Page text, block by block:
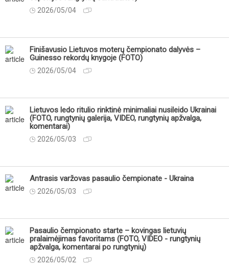
2026/05/04
Finišavusio Lietuvos moterų čempionato dalyvės –
Guinesso rekordų knygoje (FOTO)
2026/05/04
Lietuvos ledo ritulio rinktinė minimaliai nusileido Ukrainai
(FOTO, rungtynių galerija, VIDEO, rungtynių apžvalga,
komentarai)
2026/05/03
Antrasis varžovas pasaulio čempionate - Ukraina
2026/05/03
Pasaulio čempionato starte – kovingas lietuvių
pralaimėjimas favoritams (FOTO, VIDEO - rungtynių
apžvalga, komentarai po rungtynių)
2026/05/02